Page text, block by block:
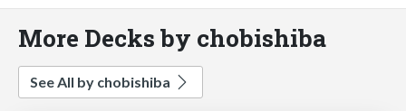
More Decks by chobishiba
See All by chobishiba